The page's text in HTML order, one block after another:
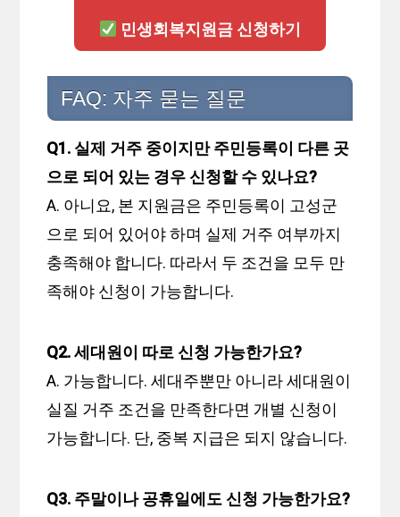
민생회복지원금 신청하기
FAQ: 자주 묻는 질문
Q1. 실제 거주 중이지만 주민등록이 다른 곳
으로 되어 있는 경우 신청할 수 있나요?
A. 아니요, 본 지원금은 주민등록이 고성군
으로 되어 있어야 하며 실제 거주 여부까지
충족해야 합니다. 따라서 두 조건을 모두 만
족해야 신청이 가능합니다.
Q2. 세대원이 따로 신청 가능한가요?
A. 가능합니다. 세대주뿐만 아니라 세대원이
실질 거주 조건을 만족한다면 개별 신청이
가능합니다. 단, 중복 지급은 되지 않습니다.
Q3. 주말이나 공휴일에도 신청 가능한가요?